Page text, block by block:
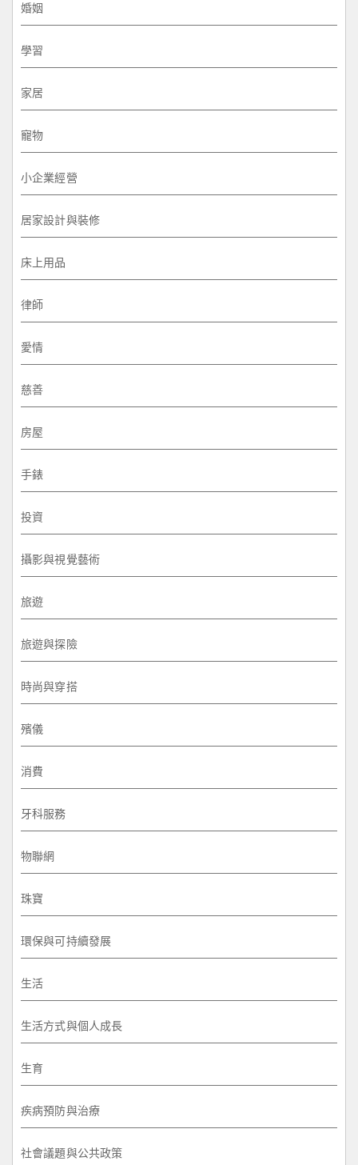
婚姻
學習
家居
寵物
小企業經營
居家設計與裝修
床上用品
律師
愛情
慈善
房屋
手錶
投資
攝影與視覺藝術
旅遊
旅遊與探險
時尚與穿搭
殯儀
消費
牙科服務
物聯網
珠寶
環保與可持續發展
生活
生活方式與個人成長
生育
疾病預防與治療
社會議題與公共政策